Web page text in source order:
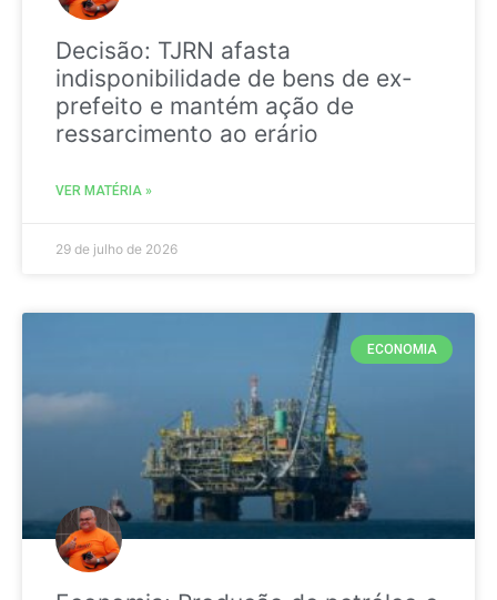
Decisão: TJRN afasta
indisponibilidade de bens de ex-
prefeito e mantém ação de
ressarcimento ao erário
VER MATÉRIA »
29 de julho de 2026
ECONOMIA